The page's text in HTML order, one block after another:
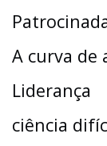
A curva de
Liderança
ciência